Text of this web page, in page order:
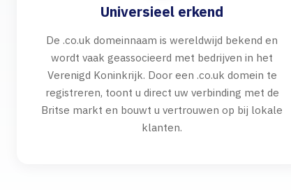
Universieel erkend
De .co.uk domeinnaam is wereldwijd bekend en
wordt vaak geassocieerd met bedrijven in het
Verenigd Koninkrijk. Door een .co.uk domein te
registreren, toont u direct uw verbinding met de
Britse markt en bouwt u vertrouwen op bij lokale
klanten.